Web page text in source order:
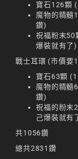
寶石126顆
魔物的精髓
鑽)
祝福粉末50
爆裝就有了)
戰士耳環 (市價要
寶石63顆
魔物的精髓
鑽)
祝福的粉末
己爆裝就有
共1056鑽
總共2831鑽